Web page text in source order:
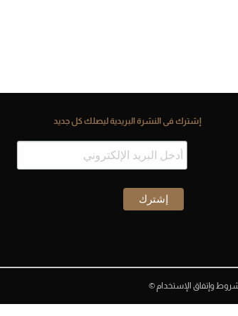
إشترك فى النشرة البريدية ليصلك كل جديد
وإتفاق الإستخدام ©